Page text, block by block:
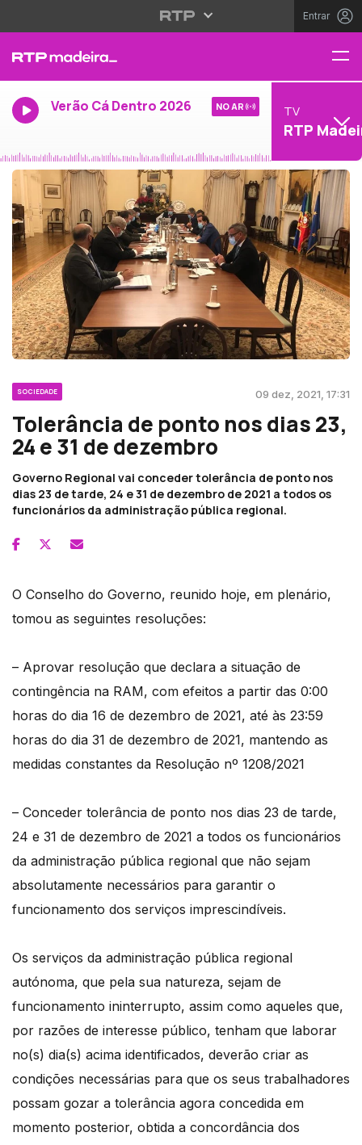
Entrar
Verão Cá Dentro 2026 NO AR TV
RTP
SOCIEDADE 09 dez, 2021, 17:31
Tolerância de ponto nos dias 23,
24 e 31 de dezembro
Governo Regional vai conceder tolerância de ponto nos
dias 23 de tarde, 24 e 31 de dezembro de 2021 a todos os
funcionários da administração pública regional.
O Conselho do Governo, reunido hoje, em plenário,
tomou as seguintes resoluções:
– Aprovar resolução que declara a situação de
contingência na RAM, com efeitos a partir das 0:00
horas do dia 16 de dezembro de 2021, até às 23:59
horas do dia 31 de dezembro de 2021, mantendo as
medidas constantes da Resolução nº 1208/2021
– Conceder tolerância de ponto nos dias 23 de tarde,
24 e 31 de dezembro de 2021 a todos os funcionários
da administração pública regional que não sejam
absolutamente necessários para garantir o
funcionamento dos serviços imprescindíveis.
Os serviços da administração pública regional
autónoma, que pela sua natureza, sejam de
funcionamento ininterrupto, assim como aqueles que,
por razões de interesse público, tenham que laborar
no(s) dia(s) acima identificados, deverão criar as
condições necessárias para que os seus trabalhadores
possam gozar a tolerância agora concedida em
momento posterior, obtida a concordância dos